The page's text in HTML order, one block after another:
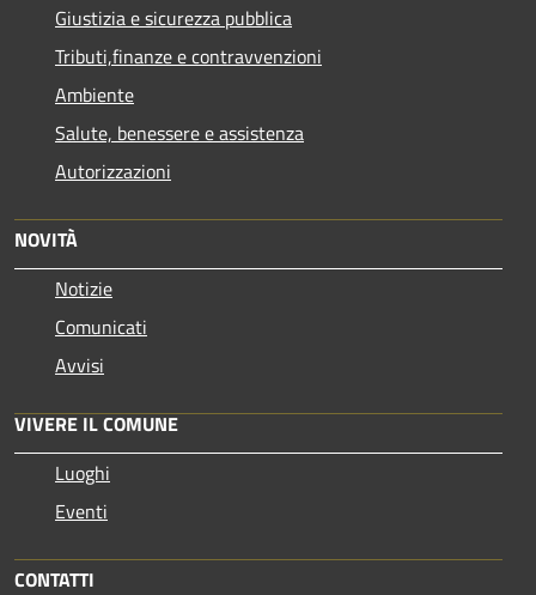
Giustizia e sicurezza pubblica
Tributi,finanze e contravvenzioni
Ambiente
Salute, benessere e assistenza
Autorizzazioni
NOVITÀ
Notizie
Comunicati
Avvisi
VIVERE IL COMUNE
Luoghi
Eventi
CONTATTI